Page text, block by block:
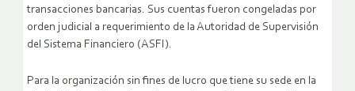
transacciones bancarias. Sus cuentas fueron congeladas por
orden judicial a requerimiento de la Autoridad de Supervisión
del Sistema Financiero (ASFI).
Para la organización sin fines de lucro que tiene su sede en la